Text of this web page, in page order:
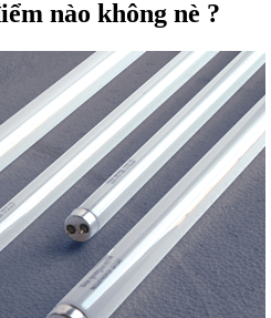
nào không nè ?